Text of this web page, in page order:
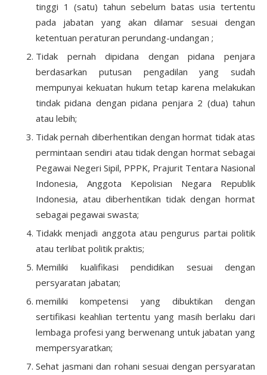
tinggi 1 (satu) tahun sebelum batas usia tertentu
pada jabatan yang akan dilamar sesuai dengan
ketentuan peraturan perundang-undangan ;
Tidak pernah dipidana dengan pidana penjara
berdasarkan putusan pengadilan yang sudah
mempunyai kekuatan hukum tetap karena melakukan
tindak pidana dengan pidana penjara 2 (dua) tahun
atau lebih;
Tidak pernah diberhentikan dengan hormat tidak atas
permintaan sendiri atau tidak dengan hormat sebagai
Pegawai Negeri Sipil, PPPK, Prajurit Tentara Nasional
Indonesia, Anggota Kepolisian Negara Republik
Indonesia, atau diberhentikan tidak dengan hormat
sebagai pegawai swasta;
Tidakk menjadi anggota atau pengurus partai politik
atau terlibat politik praktis;
Memiliki kualifikasi pendidikan sesuai dengan
persyaratan jabatan;
memiliki kompetensi yang dibuktikan dengan
sertifikasi keahlian tertentu yang masih berlaku dari
lembaga profesi yang berwenang untuk jabatan yang
mempersyaratkan;
Sehat jasmani dan rohani sesuai dengan persyaratan